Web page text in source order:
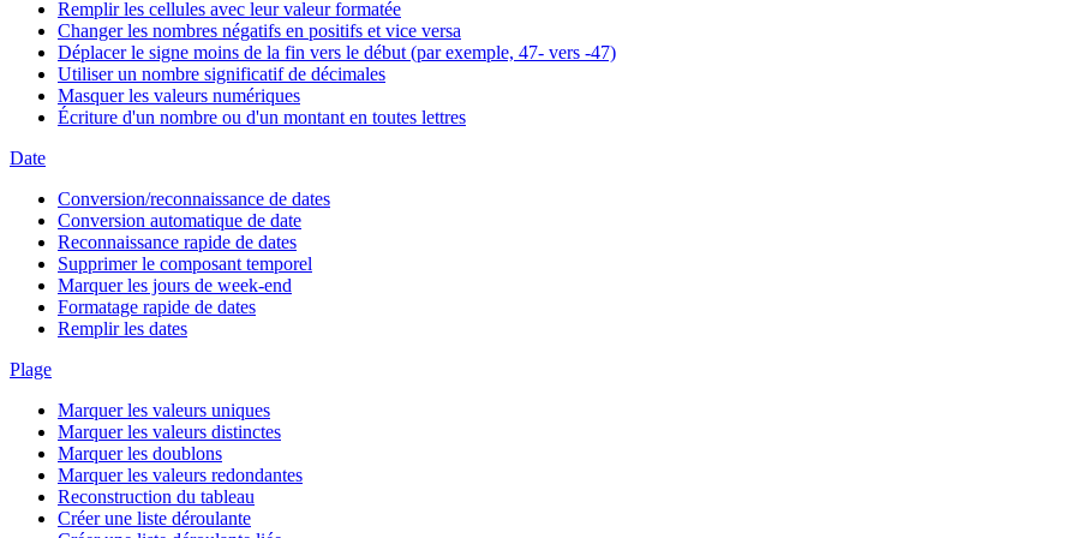
Remplir les cellules avec leur valeur formatée
Changer les nombres négatifs en positifs et vice versa
Déplacer le signe moins de la fin vers le début (par exemple, 47- vers -47)
Utiliser un nombre significatif de décimales
Masquer les valeurs numériques
Écriture d'un nombre ou d'un montant en toutes lettres
Date
Conversion/reconnaissance de dates
Conversion automatique de date
Reconnaissance rapide de dates
Supprimer le composant temporel
Marquer les jours de week-end
Formatage rapide de dates
Remplir les dates
Plage
Marquer les valeurs uniques
Marquer les valeurs distinctes
Marquer les doublons
Marquer les valeurs redondantes
Reconstruction du tableau
Créer une liste déroulante